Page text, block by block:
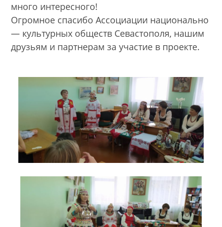
много интересного!
Огромное спасибо Ассоциации национально
— культурных обществ Севастополя, нашим
друзьям и партнерам за участие в проекте.